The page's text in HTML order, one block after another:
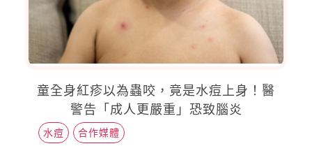
童全身紅疹以為蟲咬，竟是水痘上身！醫
警告「成人更嚴重」恐致腦炎
水痘 合作媒體